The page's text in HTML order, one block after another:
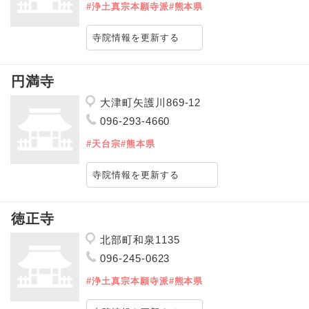
#浄土真宗本願寺派#熊本県
寺院情報を更新する
円満寺
大津町矢護川869-12
096-293-4660
#天台宗#熊本県
寺院情報を更新する
徳正寺
北部町和泉1135
096-245-0623
#浄土真宗本願寺派#熊本県